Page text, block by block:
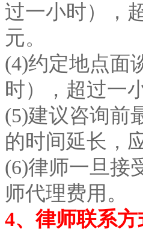
过一小时），
元。
(4)约定地点面
时），超过一
(5)建议咨询前
的时间延长，
(6)律师一旦接
师代理费用。
4、律师联系方